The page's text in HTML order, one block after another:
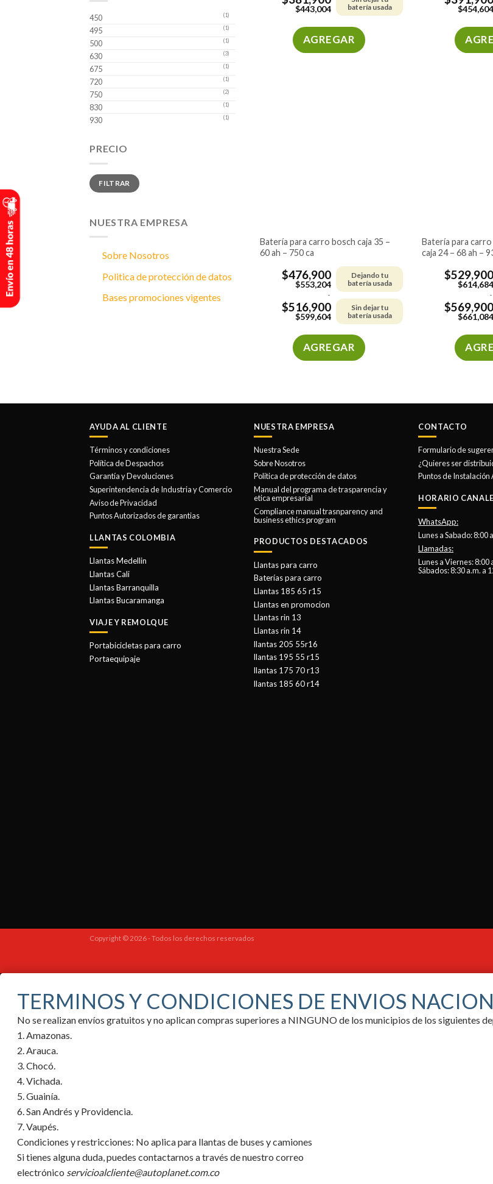
450 (1)
495 (1)
500 (1)
630 (3)
675 (1)
720 (1)
750 (2)
830 (1)
930 (1)
PRECIO
Precio
mínimo
Precio
máximo
FILTRAR
NUESTRA EMPRESA
Sobre Nosotros
Politica de protección de datos
Bases promociones vigentes
$443,004
batería usada
AGREGAR
de
$454,604
batería para carro bosch caja 35 –
60 ah – 750 ca
$476,900
$553,204
Dejando tu
batería usada
-
$516,900
$599,604
Sin dejar tu
batería usada
AGREGAR
variantes.
pueden
elegir
la
batería para carro hankook uhpb
caja 24 – 68 ah –
$529,900
$614,684
-
$569,900
$661,084
AYUDA AL CLIENTE
Términos y condiciones
Política de Despachos
Garantía y Devoluciones
Superintendencia de Industria y Comercio
Aviso de Privacidad
Puntos Autorizados de garantias
LLANTAS COLOMBIA
Llantas Medellin
Llantas Cali
Llantas Barranquilla
Llantas Bucaramanga
VIAJE Y REMOLQUE
Portabicicletas para carro
Portaequipaje
NUESTRA EMPRESA
Nuestra Sede
Sobre Nosotros
Politica de protección de datos
Manual del programa de trasparencia y
etica empresarial
Compliance manual trasnparency and
business ethics program
PRODUCTOS DESTACADOS
Llantas para carro
Baterías para carro
Llantas 185 65 r15
Llantas en promocion
Llantas rin 13
Llantas rin 14
llantas 205 55r16
llantas 195 55 r15
llantas 175 70 r13
llantas 185 60 r14
CONTACTO
Formulario de
¿Quieres ser
Puntos de
HORARIO
WhatsApp:
Lunes a Sabado: 8:00
Llamadas:
Lunes a Viernes: 8:00
Sábados: 8:30 a.m. a
Copyright © 2026 - Todos los derechos reservados
TERMINOS Y CONDICIONES DE ENVIOS
No se realizan envíos gratuitos y no aplican compras superiores a NINGUNO de los municipios de los siguientes
1. Amazonas.
2. Arauca.
3. Chocó.
4. Vichada.
5. Guainía.
6. San Andrés y Providencia.
7. Vaupés.
Condiciones y restricciones: No aplica para llantas de buses y camiones
Si tienes alguna duda, puedes contactarnos a través de nuestro correo
electrónico servicioalcliente@autoplanet.com.co